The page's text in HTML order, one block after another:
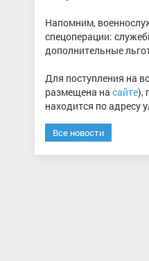
Напомним,
спецоперации:
дополнительные
Для поступления на
размещена на сайте),
находится по адресу
Все новости